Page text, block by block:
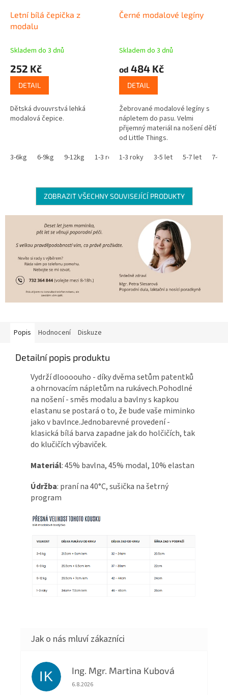
Letní bílá čepička z
modalu
Skladem do 3 dnů
252 Kč
DETAIL
Dětská dvouvrstvá lehká
modalová čepice.
3-6kg 6-9kg 9-12kg 1-3 roky věk 3+
Černé modalové legíny
Skladem do 3 dnů
od 484 Kč
DETAIL
Žebrované modalové legíny s
nápletem do pasu. Velmi
přijemný materiál na nošení dětí
od Little Things.
1-3 roky
3-5 let 5-7 let 7-9
ZOBRAZIT VŠECHNY SOUVISEJÍCÍ PRODUKTY
Popis Hodnocení Diskuze
Detailní popis produktu
Vydrží dloooouho - díky dvěma setům patentků
a ohrnovacím nápletům na rukávech.Pohodlné
na nošení - směs modalu a bavlny s kapkou
elastanu se postará o to, že bude vaše miminko
jako v bavlnce.Jednobarevné provedení -
klasická bílá barva zapadne jak do holčičích, tak
do klučičích výbaviček.
Materiál: 45% bavlna, 45% modal, 10% elastan
Údržba: praní na 40°C, sušička na šetrný
program
IK Ing. Mgr. Martina Kubová
Hodnocení obchodu je 5 z 5 hvězdiček.
6.8.2026